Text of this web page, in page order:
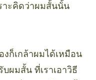
าะคิดว่าผมสั้นนั้น
ก็เกล้าผมได้เหมือน
ผมสั้น ที่เราเอาวิธี